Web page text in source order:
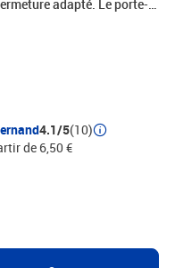
adapté. Le porte-
non dédiés en se fixant
profite d'un recouvrement
efficacement des
ce porte-cadenas en
un cadenas. Il
des coffres, des
4.1/5(10)
de 6,50 €